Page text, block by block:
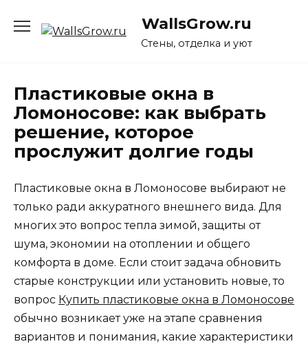
содержанию
WallsGrow.ru
Стены, отделка и уют
Пластиковые окна в
Ломоносове: как выбрать
решение, которое
прослужит долгие годы
Пластиковые окна в Ломоносове выбирают не
только ради аккуратного внешнего вида. Для
многих это вопрос тепла зимой, защиты от
шума, экономии на отоплении и общего
комфорта в доме. Если стоит задача обновить
старые конструкции или установить новые, то
вопрос Купить пластиковые окна в Ломоносове
обычно возникает уже на этапе сравнения
вариантов и понимания, какие характеристики